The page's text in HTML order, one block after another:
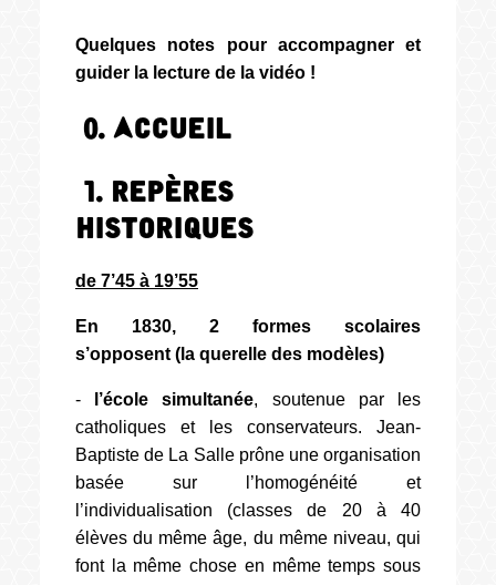
Quelques notes pour accompagner et
guider la lecture de la vidéo !
0. Accueil
1. Repères
historiques
de 7’45 à 19’55
En 1830, 2 formes scolaires
s’opposent (la querelle des modèles)
- l’école simultanée, soutenue par les
catholiques et les conservateurs. Jean-
Baptiste de La Salle prône une organisation
basée sur l’homogénéité et
l’individualisation (classes de 20 à 40
élèves du même âge, du même niveau, qui
font la même chose en même temps sous